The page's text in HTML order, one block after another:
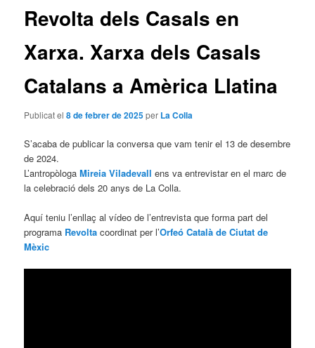
Revolta dels Casals en
Xarxa. Xarxa dels Casals
Catalans a Amèrica Llatina
Publicat el8 de febrer de 2025per La Colla
S’acaba de publicar la conversa que vam tenir el 13 de desembre
de 2024.
L’antropòlogaMireia Viladevall ens va entrevistar en el marc de
la celebració dels 20 anys de La Colla.
Aquí teniu l’enllaç al vídeo de l’entrevista que forma part del
programa Revolta coordinat per l’Orfeó Català de Ciutat de
Mèxic